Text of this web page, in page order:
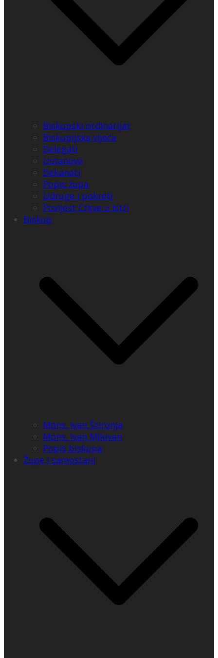
Biskupski ordinarijat
Biskupijska vijeća
Delegati
Ustanove
Dekanati
Popis župa
Udruge i pokreti
Povijest Crkve u Istri
Biskup
Mons. Ivan Štironja
Mons. Ivan Milovan
Popis biskupa
Župe i samostani